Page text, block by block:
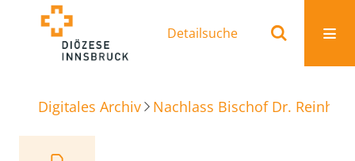
Detailsuche
Digitales Archiv Nachlass Bischof Dr.